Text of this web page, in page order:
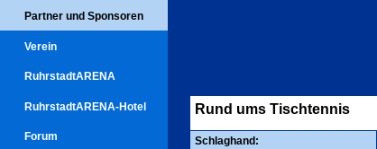
Partner und Sponsoren
Verein
RuhrstadtARENA
RuhrstadtARENA-Hotel
Forum
Rund ums Tischtennis
Schlaghand: